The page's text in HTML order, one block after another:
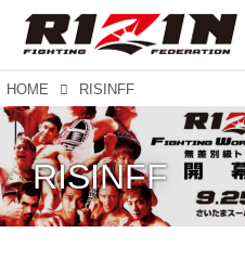
HOME RISINFF
RISINFF